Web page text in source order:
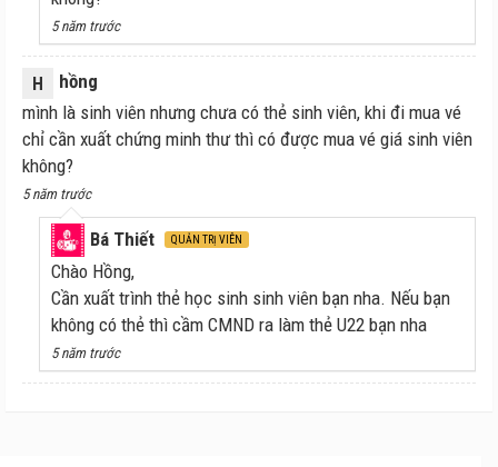
thống thang cuốn từ tầng 4 hoặc từ khu vực ăn uống
tại tầng 5.
Quầy bắp nước tại đây rất sạch sẽ và hiện đại với
những lựa chọn đa dạng bao gồm bắp rang ngọt và
bắp rang mặn, nước ngọt và các loại đồ ăn nhẹ khác
sẽ giúp khán giả xem phim với cảm giác thích thú hơn.
5 năm trước
H
hồng
mình là sinh viên nhưng chưa có thẻ sinh viên, khi đi mua vé
chỉ cần xuất chứng minh thư thì có được mua vé giá sinh viên
không?
5 năm trước
Bá Thiết QUẢN TRỊ VIÊN
Chào Hồng,
Cần xuất trình thẻ học sinh sinh viên bạn nha. Nếu bạn
không có thẻ thì cầm CMND ra làm thẻ U22 bạn nha
5 năm trước